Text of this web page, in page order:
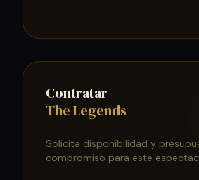
Contratar
The Legends
Solicita disponibilidad y
compromiso para este